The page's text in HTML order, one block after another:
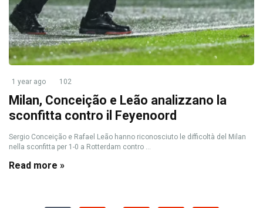
1 year ago 102
Milan, Conceição e Leão analizzano la
sconfitta contro il Feyenoord
Sergio Conceição e Rafael Leão hanno riconosciuto le difficoltà del Milan
nella sconfitta per 1-0 a Rotterdam contro ...
Read more »